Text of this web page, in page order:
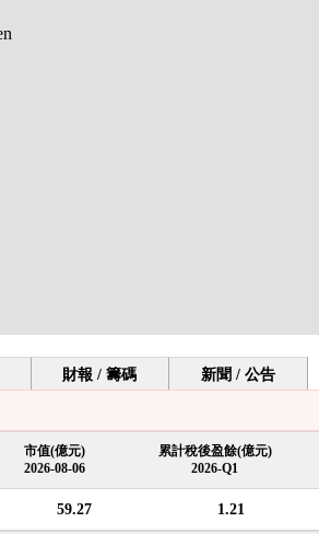
財報 / 籌碼 新聞 / 公告
市值(億元)
2026-08-06
累計稅後盈餘(億元)
2026-Q1
59.27 1.21